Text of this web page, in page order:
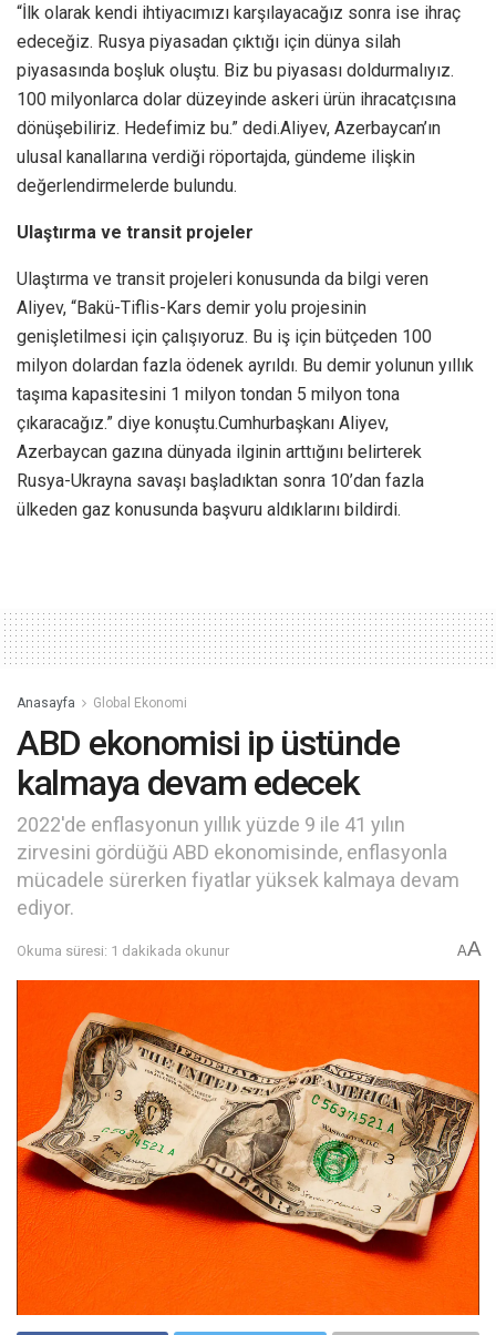
“İlk olarak kendi ihtiyacımızı karşılayacağız sonra ise ihraç
edeceğiz. Rusya piyasadan çıktığı için dünya silah
piyasasında boşluk oluştu. Biz bu piyasası doldurmalıyız.
100 milyonlarca dolar düzeyinde askeri ürün ihracatçısına
dönüşebiliriz. Hedefimiz bu.” dedi.Aliyev, Azerbaycan’ın
ulusal kanallarına verdiği röportajda, gündeme ilişkin
değerlendirmelerde bulundu.
Ulaştırma ve transit projeler
Ulaştırma ve transit projeleri konusunda da bilgi veren
Aliyev, “Bakü-Tiflis-Kars demir yolu projesinin
genişletilmesi için çalışıyoruz. Bu iş için bütçeden 100
milyon dolardan fazla ödenek ayrıldı. Bu demir yolunun yıllık
taşıma kapasitesini 1 milyon tondan 5 milyon tona
çıkaracağız.” diye konuştu.Cumhurbaşkanı Aliyev,
Azerbaycan gazına dünyada ilginin arttığını belirterek
Rusya-Ukrayna savaşı başladıktan sonra 10’dan fazla
ülkeden gaz konusunda başvuru aldıklarını bildirdi.
Anasayfa Global Ekonomi
ABD ekonomisi ip üstünde
kalmaya devam edecek
2022'de enflasyonun yıllık yüzde 9 ile 41 yılın
zirvesini gördüğü ABD ekonomisinde, enflasyonla
mücadele sürerken fiyatlar yüksek kalmaya devam
ediyor.
Okuma süresi: 1 dakikada okunur AA